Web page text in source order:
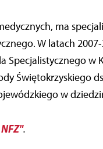
ma
W latach
Specjalistycznego w
Świętokrzyskiego
w
.